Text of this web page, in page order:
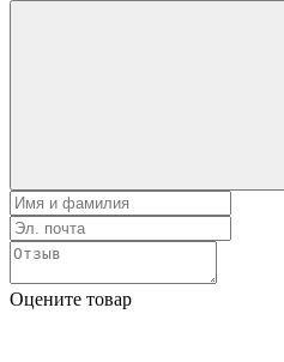
Оцените товар